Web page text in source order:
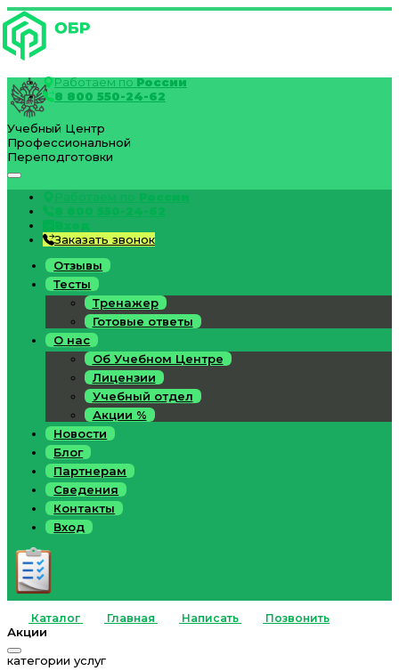
Работаем поРоссии
8 800 550-24-62
Учебный Центр
Профессиональной
Переподготовки
Работаем по России
8 800 550-24-62
Вход
Заказать звонок
Отзывы
Тесты
Тренажер
Готовые ответы
О нас
Об Учебном Центре
Лицензии
Учебный отдел
Акции %
Новости
Блог
Партнерам
Сведения
Контакты
Вход
Каталог Главная Написать Позвонить
Акции
категории услуг